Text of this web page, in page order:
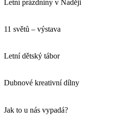
Letní prázdniny v Naději
11 světů – výstava
Letní dětský tábor
Dubnové kreativní dílny
Jak to u nás vypadá?